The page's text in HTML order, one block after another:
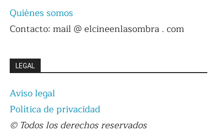
Quiénes somos
Contacto: mail @ elcineenlasombra . com
LEGAL
Aviso legal
Política de privacidad
© Todos los derechos reservados